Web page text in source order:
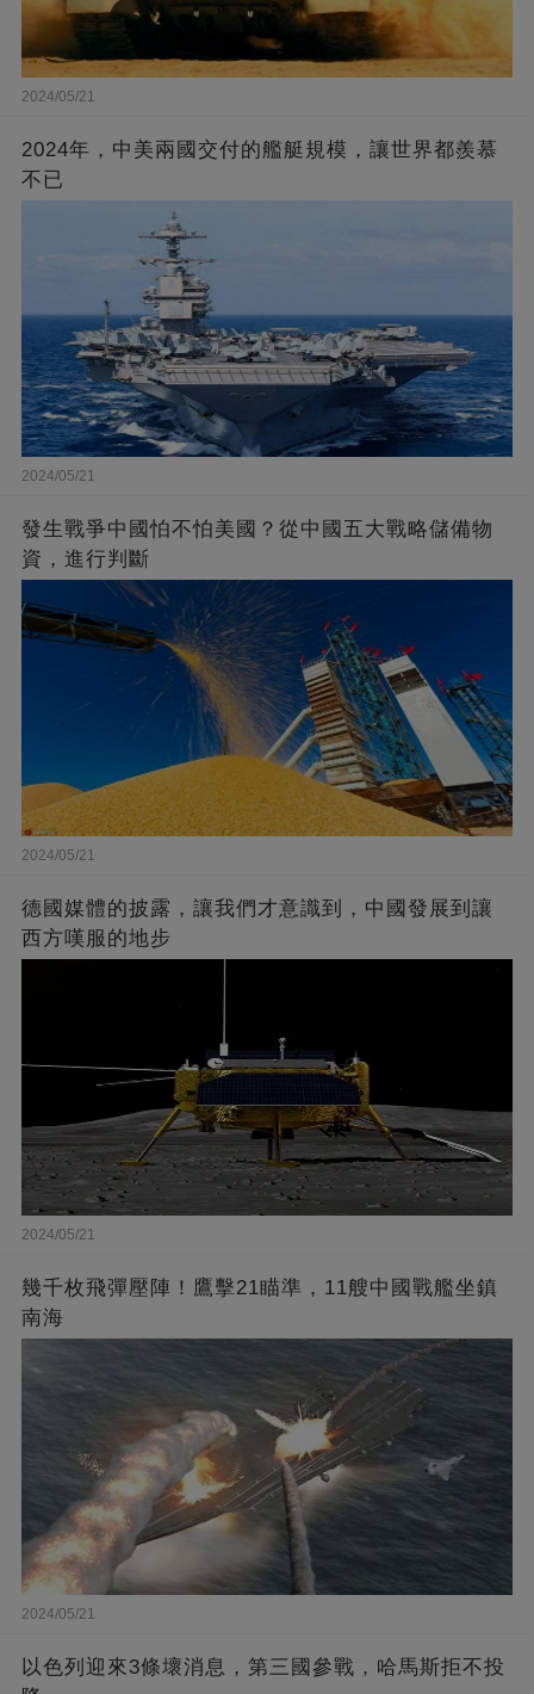
2024/05/21
2024年，中美兩國交付的艦艇規模，讓世界都羨慕
不已
2024/05/21
發生戰爭中國怕不怕美國？從中國五大戰略儲備物
資，進行判斷
2024/05/21
德國媒體的披露，讓我們才意識到，中國發展到讓
西方嘆服的地步
2024/05/21
幾千枚飛彈壓陣！鷹擊21瞄準，11艘中國戰艦坐鎮
南海
2024/05/21
以色列迎來3條壞消息，第三國參戰，哈馬斯拒不投